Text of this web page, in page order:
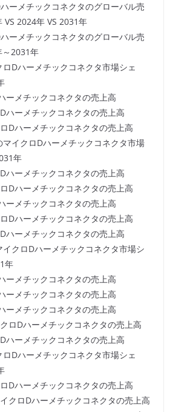
ーメチックコネクタのグローバル売
2024年 VS 2031年
ーメチックコネクタのグローバル売
～2031年
ロDハーメチックコネクタ市場シェ
ーメチックコネクタの売上高
ハーメチックコネクタの売上高
Dハーメチックコネクタの売上高
マイクロDハーメチックコネクタ市場
年
ハーメチックコネクタの売上高
Dハーメチックコネクタの売上高
ーメチックコネクタの売上高
Dハーメチックコネクタの売上高
ハーメチックコネクタの売上高
イクロDハーメチックコネクタ市場シ
年
ーメチックコネクタの売上高
ーメチックコネクタの売上高
ーメチックコネクタの売上高
ロDハーメチックコネクタの売上高
ハーメチックコネクタの売上高
ロDハーメチックコネクタ市場シェ
Dハーメチックコネクタの売上高
クロDハーメチックコネクタの売上高